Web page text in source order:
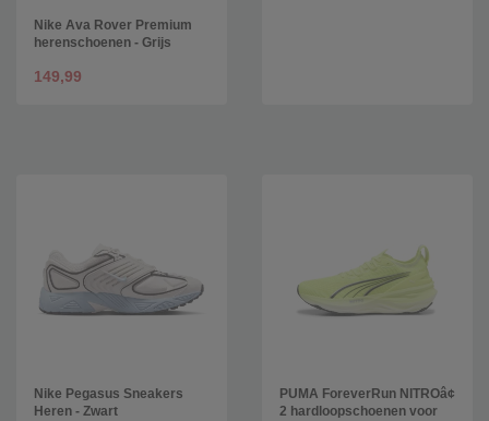
Nike Ava Rover Premium
herenschoenen - Grijs
149,99
Nike Pegasus Sneakers
Heren - Zwart
PUMA ForeverRun NITROâ¢
2 hardloopschoenen voor